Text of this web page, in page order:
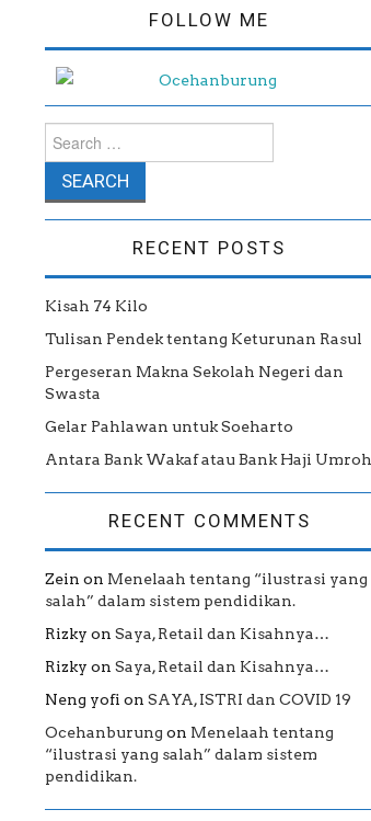
FOLLOW ME
Search for:
RECENT POSTS
Kisah 74 Kilo
Tulisan Pendek tentang Keturunan Rasul
Pergeseran Makna Sekolah Negeri dan
Swasta
Gelar Pahlawan untuk Soeharto
Antara Bank Wakaf atau Bank Haji Umroh
RECENT COMMENTS
Zein on Menelaah tentang “ilustrasi yang
salah” dalam sistem pendidikan.
Rizky on Saya, Retail dan Kisahnya…
Rizky on Saya, Retail dan Kisahnya…
Neng yofi on SAYA, ISTRI dan COVID 19
Ocehanburung on Menelaah tentang
“ilustrasi yang salah” dalam sistem
pendidikan.